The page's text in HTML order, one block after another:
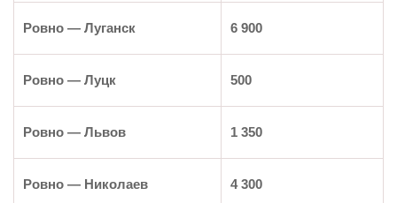
Ровно — Луганск 6 900
Ровно — Луцк 500
Ровно — Львов 1 350
Ровно — Николаев 4 300